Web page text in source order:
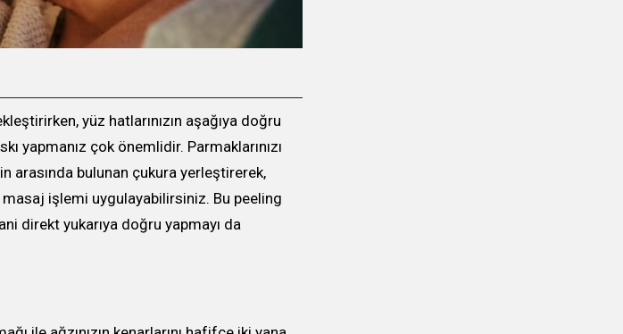
yüz hatlarınızın aşağıya doğru
yapmanız çok önemlidir. Parmaklarınızı
arasında bulunan çukura yerleştirerek,
işlemi uygulayabilirsiniz. Bu peeling
direkt yukarıya doğru yapmayı da